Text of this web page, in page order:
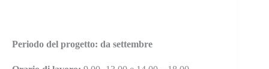
Periodo del progetto: da settembre